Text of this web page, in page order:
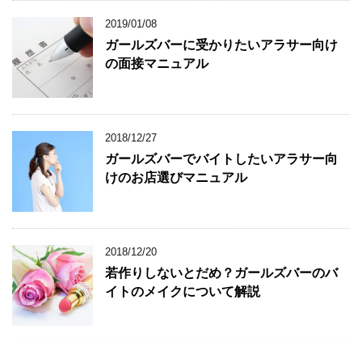
2019/01/08
ガールズバーに受かりたいアラサー向け
の面接マニュアル
2018/12/27
ガールズバーでバイトしたいアラサー向
けのお店選びマニュアル
2018/12/20
若作りしないとだめ？ガールズバーのバ
イトのメイクについて解説